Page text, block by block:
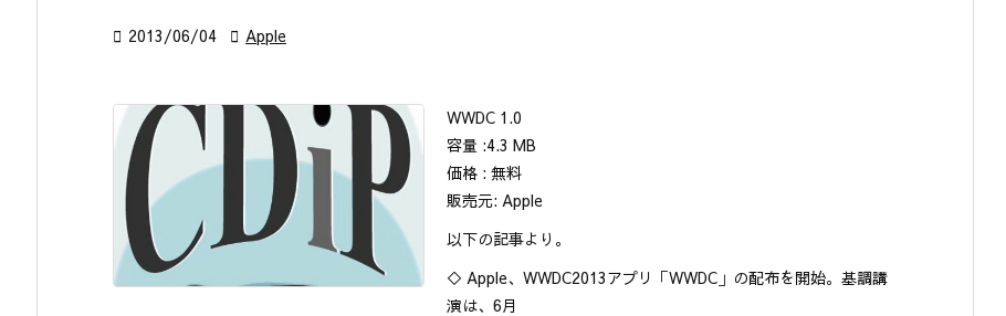
 2013/06/04  Apple
WWDC 1.0
容量 :4.3 MB
価格 : 無料
販売元: Apple
以下の記事より。
◇ Apple、WWDC2013アプリ「WWDC」の配布を開始。基調講
演は、6月